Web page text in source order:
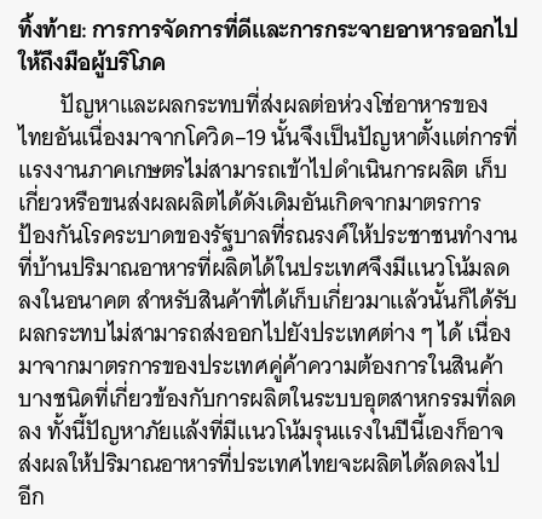
ทิ้งท้าย: การการจัดการที่ดีและการกระจายอาหารออกไป
ให้ถึงมือผู้บริโภค
ปัญหาและผลกระทบที่ส่งผลต่อห่วงโซ่อาหารของ
ไทยอันเนื่องมาจากโควิด–19 นั้นจึงเป็นปัญหาตั้งแต่การที่
แรงงานภาคเกษตรไม่สามารถเข้าไปดำเนินการผลิต เก็บ
เกี่ยวหรือขนส่งผลผลิตได้ดังเดิมอันเกิดจากมาตรการ
ป้องกันโรคระบาดของรัฐบาลที่รณรงค์ให้ประชาชนทำงาน
ที่บ้านปริมาณอาหารที่ผลิตได้ในประเทศจึงมีแนวโน้มลด
ลงในอนาคต สำหรับสินค้าที่ได้เก็บเกี่ยวมาแล้วนั้นก็ได้รับ
ผลกระทบไม่สามารถส่งออกไปยังประเทศต่าง ๆ ได้ เนื่อง
มาจากมาตรการของประเทศคู่ค้าความต้องการในสินค้า
บางชนิดที่เกี่ยวข้องกับการผลิตในระบบอุตสาหกรรมที่ลด
ลง ทั้งนี้ปัญหาภัยแล้งที่มีแนวโน้มรุนแรงในปีนี้เองก็อาจ
ส่งผลให้ปริมาณอาหารที่ประเทศไทยจะผลิตได้ลดลงไป
อีก